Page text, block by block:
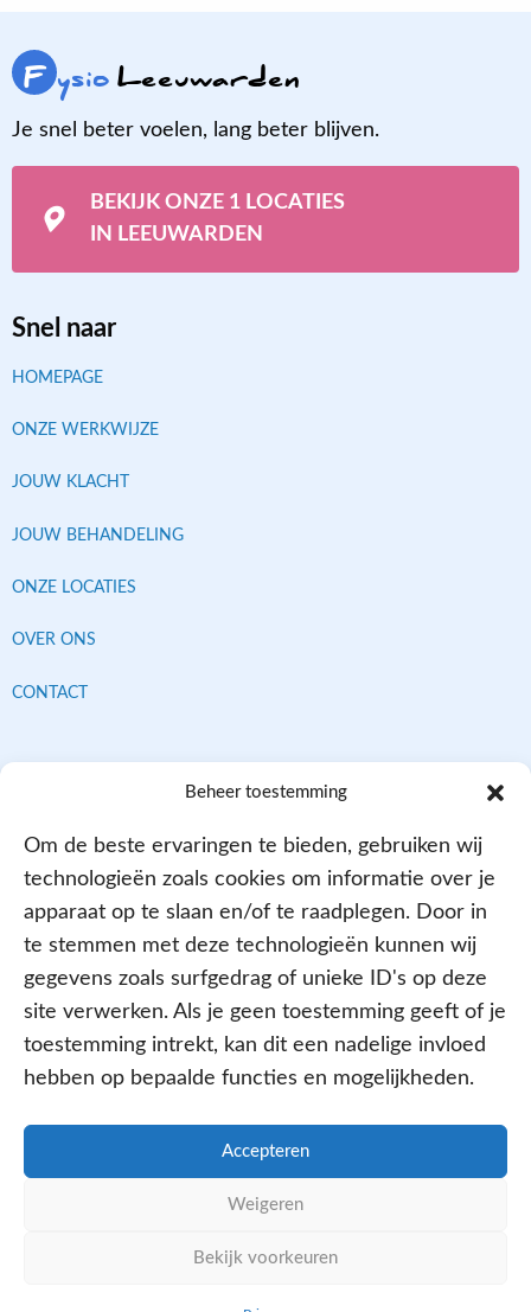
Beheer toestemming
Om de beste ervaringen te bieden, gebruiken wij
technologieën zoals cookies om informatie over je
apparaat op te slaan en/of te raadplegen. Door in
te stemmen met deze technologieën kunnen wij
gegevens zoals surfgedrag of unieke ID's op deze
site verwerken. Als je geen toestemming geeft of je
toestemming intrekt, kan dit een nadelige invloed
hebben op bepaalde functies en mogelijkheden.
Accepteren
Weigeren
Bekijk voorkeuren
F ysioLeeuwarden
Je snel beter voelen, lang beter blijven.
BEKIJK ONZE 1 LOCATIES
IN LEEUWARDEN
Snel naar
HOMEPAGE
ONZE WERKWIJZE
JOUW KLACHT
JOUW BEHANDELING
ONZE LOCATIES
OVER ONS
CONTACT
Contracten met alle verzekeraars
Aangesloten bij
PRIVACY- EN COOKIE POLICY
WE ZIJN ONLINE